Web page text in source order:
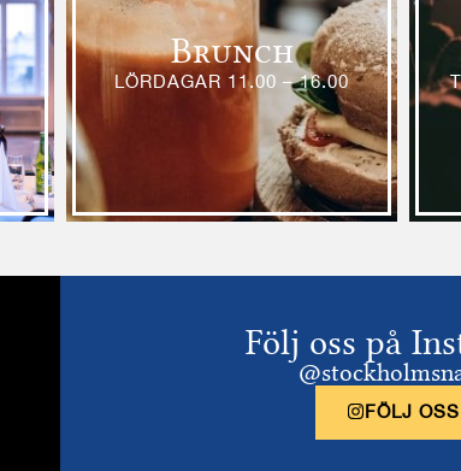
Brunch
LÖRDAGAR 11.00 – 16.00
Följ oss på
FÖLJ OSS